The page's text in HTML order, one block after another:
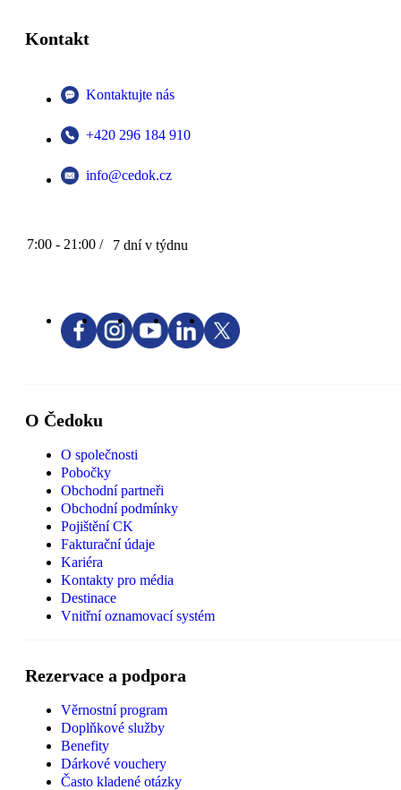
Kontakt
Kontaktujte nás
+420 296 184 910
info@cedok.cz
7:00 - 21:00 / 7 dní v týdnu
O Čedoku
O společnosti
Pobočky
Obchodní partneři
Obchodní podmínky
Pojištění CK
Fakturační údaje
Kariéra
Kontakty pro média
Destinace
Vnitřní oznamovací systém
Rezervace a podpora
Věrnostní program
Doplňkové služby
Benefity
Dárkové vouchery
Často kladené otázky